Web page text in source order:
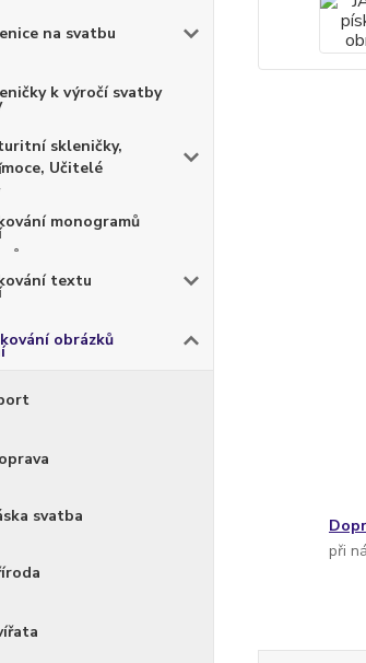
na svatbu
k výročí svatby
skleničky,
Učitelé
monogramů
textu
obrázků
svatba
při